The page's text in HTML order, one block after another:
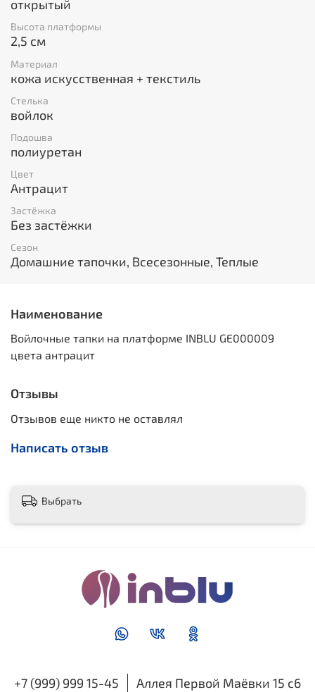
открытый
Высота платформы
2,5 см
Материал
кожа искусственная + текстиль
Стелька
войлок
Подошва
полиуретан
Цвет
Антрацит
Застёжка
Без застёжки
Сезон
Домашние тапочки, Всесезонные, Теплые
Наименование
Войлочные тапки на платформе INBLU GE000009
цвета антрацит
Отзывы
Отзывов еще никто не оставлял
Написать отзыв
Выбрать
+7 (999) 999 15-45 Аллея Первой Маёвки 15 с6